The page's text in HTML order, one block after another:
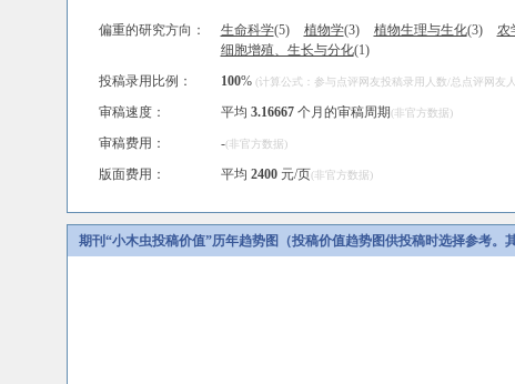
偏重的研究方向： 生命科学(5) 植物学(3) 植物生理与生化(3) 农
细胞增殖、生长与分化(1)
投稿录用比例：
100% (计算公式：参与点评网友投稿录用人数/总点评网友
审稿速度： 平均 3.16667个月的审稿周期(非官方数据)
审稿费用： -(非官方数据)
版面费用： 平均 2400元/页(非官方数据)
期刊“小木虫投稿价值”历年趋势图（投稿价值趋势图供投稿时选择参考。